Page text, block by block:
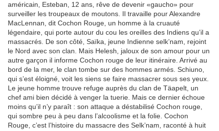
américain, Esteban, 12 ans, rêve de devenir «gaucho» pour
surveiller les troupeaux de moutons. Il travaille pour Alexandre
MacLennan, dit Cochon Rouge, un homme à la cruauté
légendaire, qui porte autour du cou les oreilles des Indiens qu’il a
massacrés. De son côté, Saïka, jeune Indienne selk’nam, rejoint
le Nord avec son clan. Mais Helesh, jaloux de son amour pour un
autre garçon il informe Cochon rouge de leur itinéraire. Arrivé au
bord de la mer, le clan tombe sur des hommes armés. Schiuno,
qui s’est éloigné, voit les siens se faire massacrer sous ses yeux.
Le jeune homme trouve refuge auprès du clan de Täapelt, un
chef ami bien décidé à venger la tuerie. Mais ce dernier échoue
moins qu’il n’y paraît : son attaque a déstabilisé Cochon rouge,
qui sombre peu à peu dans l’alcoolisme et la folie. Cochon
Rouge, c’est l’histoire du massacre des Selk’nam, raconté à huit